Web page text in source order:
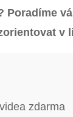
Poradíme
v
zdarma